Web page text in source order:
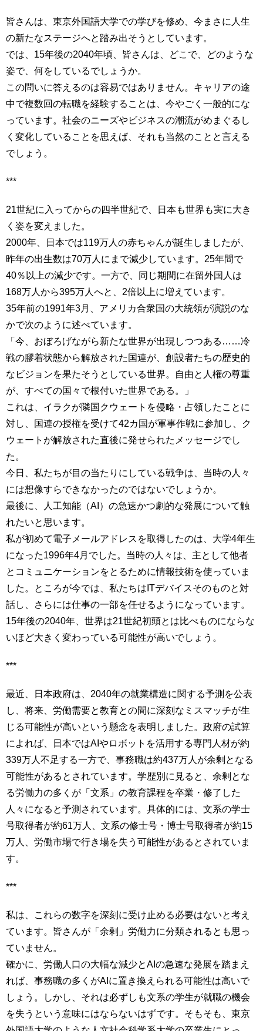
皆さんは、東京外国語大学での学びを修め、今まさに人生
の新たなステージへと踏み出そうとしています。
では、15年後の2040年頃、皆さんは、どこで、どのような
姿で、何をしているでしょうか。
この問いに答えるのは容易ではありません。キャリアの途
中で複数回の転職を経験することは、今やごく一般的にな
っています。社会のニーズやビジネスの潮流がめまぐるし
く変化していることを思えば、それも当然のことと言える
でしょう。
***
21世紀に入ってからの四半世紀で、日本も世界も実に大き
く姿を変えました。
2000年、日本では119万人の赤ちゃんが誕生しましたが、
昨年の出生数は70万人にまで減少しています。25年間で
40％以上の減少です。一方で、同じ期間に在留外国人は
168万人から395万人へと、2倍以上に増えています。
35年前の1991年3月、アメリカ合衆国の大統領が演説のな
かで次のように述べています。
「今、おぼろげながら新たな世界が出現しつつある……冷
戦の膠着状態から解放された国連が、創設者たちの歴史的
なビジョンを果たそうとしている世界。自由と人権の尊重
が、すべての国々で根付いた世界である。」
これは、イラクが隣国クウェートを侵略・占領したことに
対し、国連の授権を受けて42カ国が軍事作戦に参加し、ク
ウェートが解放された直後に発せられたメッセージでし
た。
今日、私たちが目の当たりにしている戦争は、当時の人々
には想像すらできなかったのではないでしょうか。
最後に、人工知能（AI）の急速かつ劇的な発展について触
れたいと思います。
私が初めて電子メールアドレスを取得したのは、大学4年生
になった1996年4月でした。当時の人々は、主として他者
とコミュニケーションをとるために情報技術を使っていま
した。ところが今では、私たちはITデバイスそのものと対
話し、さらには仕事の一部を任せるようになっています。
15年後の2040年、世界は21世紀初頭とは比べものにならな
いほど大きく変わっている可能性が高いでしょう。
***
最近、日本政府は、2040年の就業構造に関する予測を公表
し、将来、労働需要と教育との間に深刻なミスマッチが生
じる可能性が高いという懸念を表明しました。政府の試算
によれば、日本ではAIやロボットを活用する専門人材が約
339万人不足する一方で、事務職は約437万人が余剰となる
可能性があるとされています。学歴別に見ると、余剰とな
る労働力の多くが「文系」の教育課程を卒業・修了した
人々になると予測されています。具体的には、文系の学士
号取得者が約61万人、文系の修士号・博士号取得者が約15
万人、労働市場で行き場を失う可能性があるとされていま
す。
***
私は、これらの数字を深刻に受け止める必要はないと考え
ています。皆さんが「余剰」労働力に分類されるとも思っ
ていません。
確かに、労働人口の大幅な減少とAIの急速な発展を踏まえ
れば、事務職の多くがAIに置き換えられる可能性は高いで
しょう。しかし、それは必ずしも文系の学生が就職の機会
を失うという意味にはならないはずです。そもそも、東京